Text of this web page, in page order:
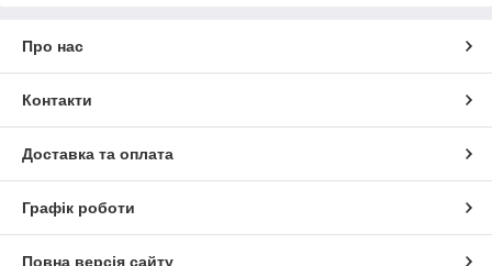
Про нас
Контакти
Доставка та оплата
Графік роботи
Повна версія сайту